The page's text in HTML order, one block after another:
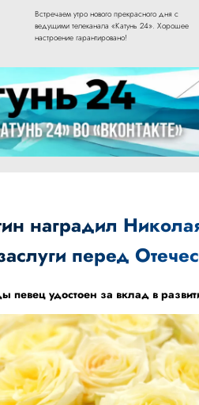
Встречаем утро нового прекрасного дня с
ведущими телеканала «Катунь 24». Хорошее
настроение гарантировано!
наградил
перед
певец удостоен за вклад в